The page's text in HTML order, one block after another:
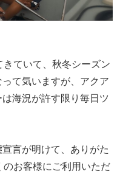
ていて、秋冬シーズン
て気いますが、アクア
海況が許す限り毎日ツ
言が明けて、ありがた
お客様にご利用いただ